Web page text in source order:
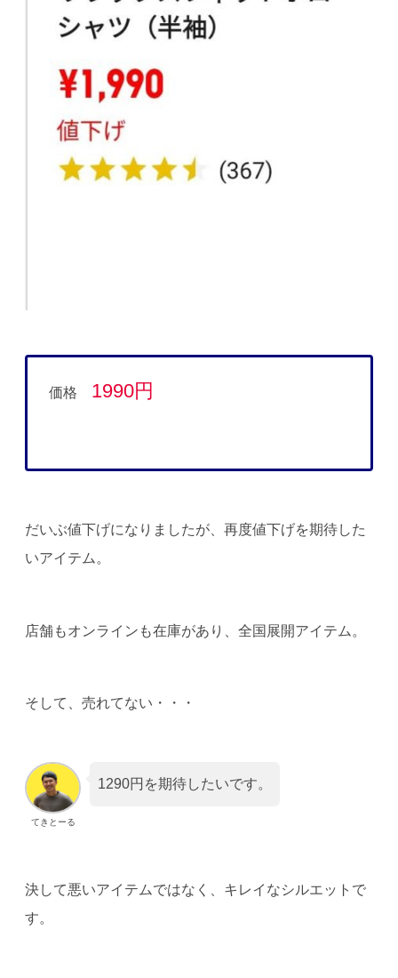
価格 1990円
だいぶ値下げになりましたが、再度値下げを期待した
いアイテム。
店舗もオンラインも在庫があり、全国展開アイテム。
そして、売れてない・・・
てきとーる
1290円を期待したいです。
決して悪いアイテムではなく、キレイなシルエットで
す。